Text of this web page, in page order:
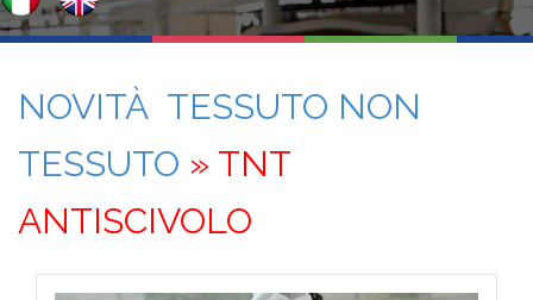
NOVITÀ TESSUTO NON
TESSUTO » TNT
ANTISCIVOLO